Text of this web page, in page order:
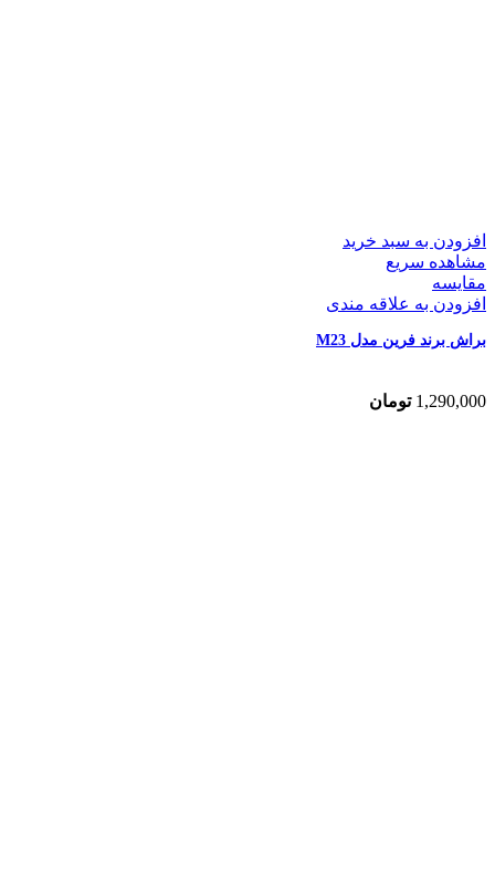
افزودن به سبد خرید
مشاهده سریع
مقایسه
افزودن به علاقه مندی
براش برند فرین مدل M23
1,290,000 تومان